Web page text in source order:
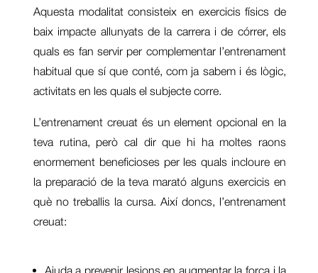
Aquesta modalitat consisteix en exercicis físics de
baix impacte allunyats de la carrera i de córrer, els
quals es fan servir per complementar l’entrenament
habitual que sí que conté, com ja sabem i és lògic,
activitats en les quals el subjecte corre.
L’entrenament creuat és un element opcional en la
teva rutina, però cal dir que hi ha moltes raons
enormement beneficioses per les quals incloure en
la preparació de la teva marató alguns exercicis en
què no treballis la cursa. Així doncs, l’entrenament
creuat:
Ajuda a prevenir lesionsen augmentar la força i la